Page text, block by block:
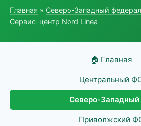
Главная » Северо-Западный
Сервис-центр Nord Linea
🏠 Главная
Центральный
Северо-
Приволжский